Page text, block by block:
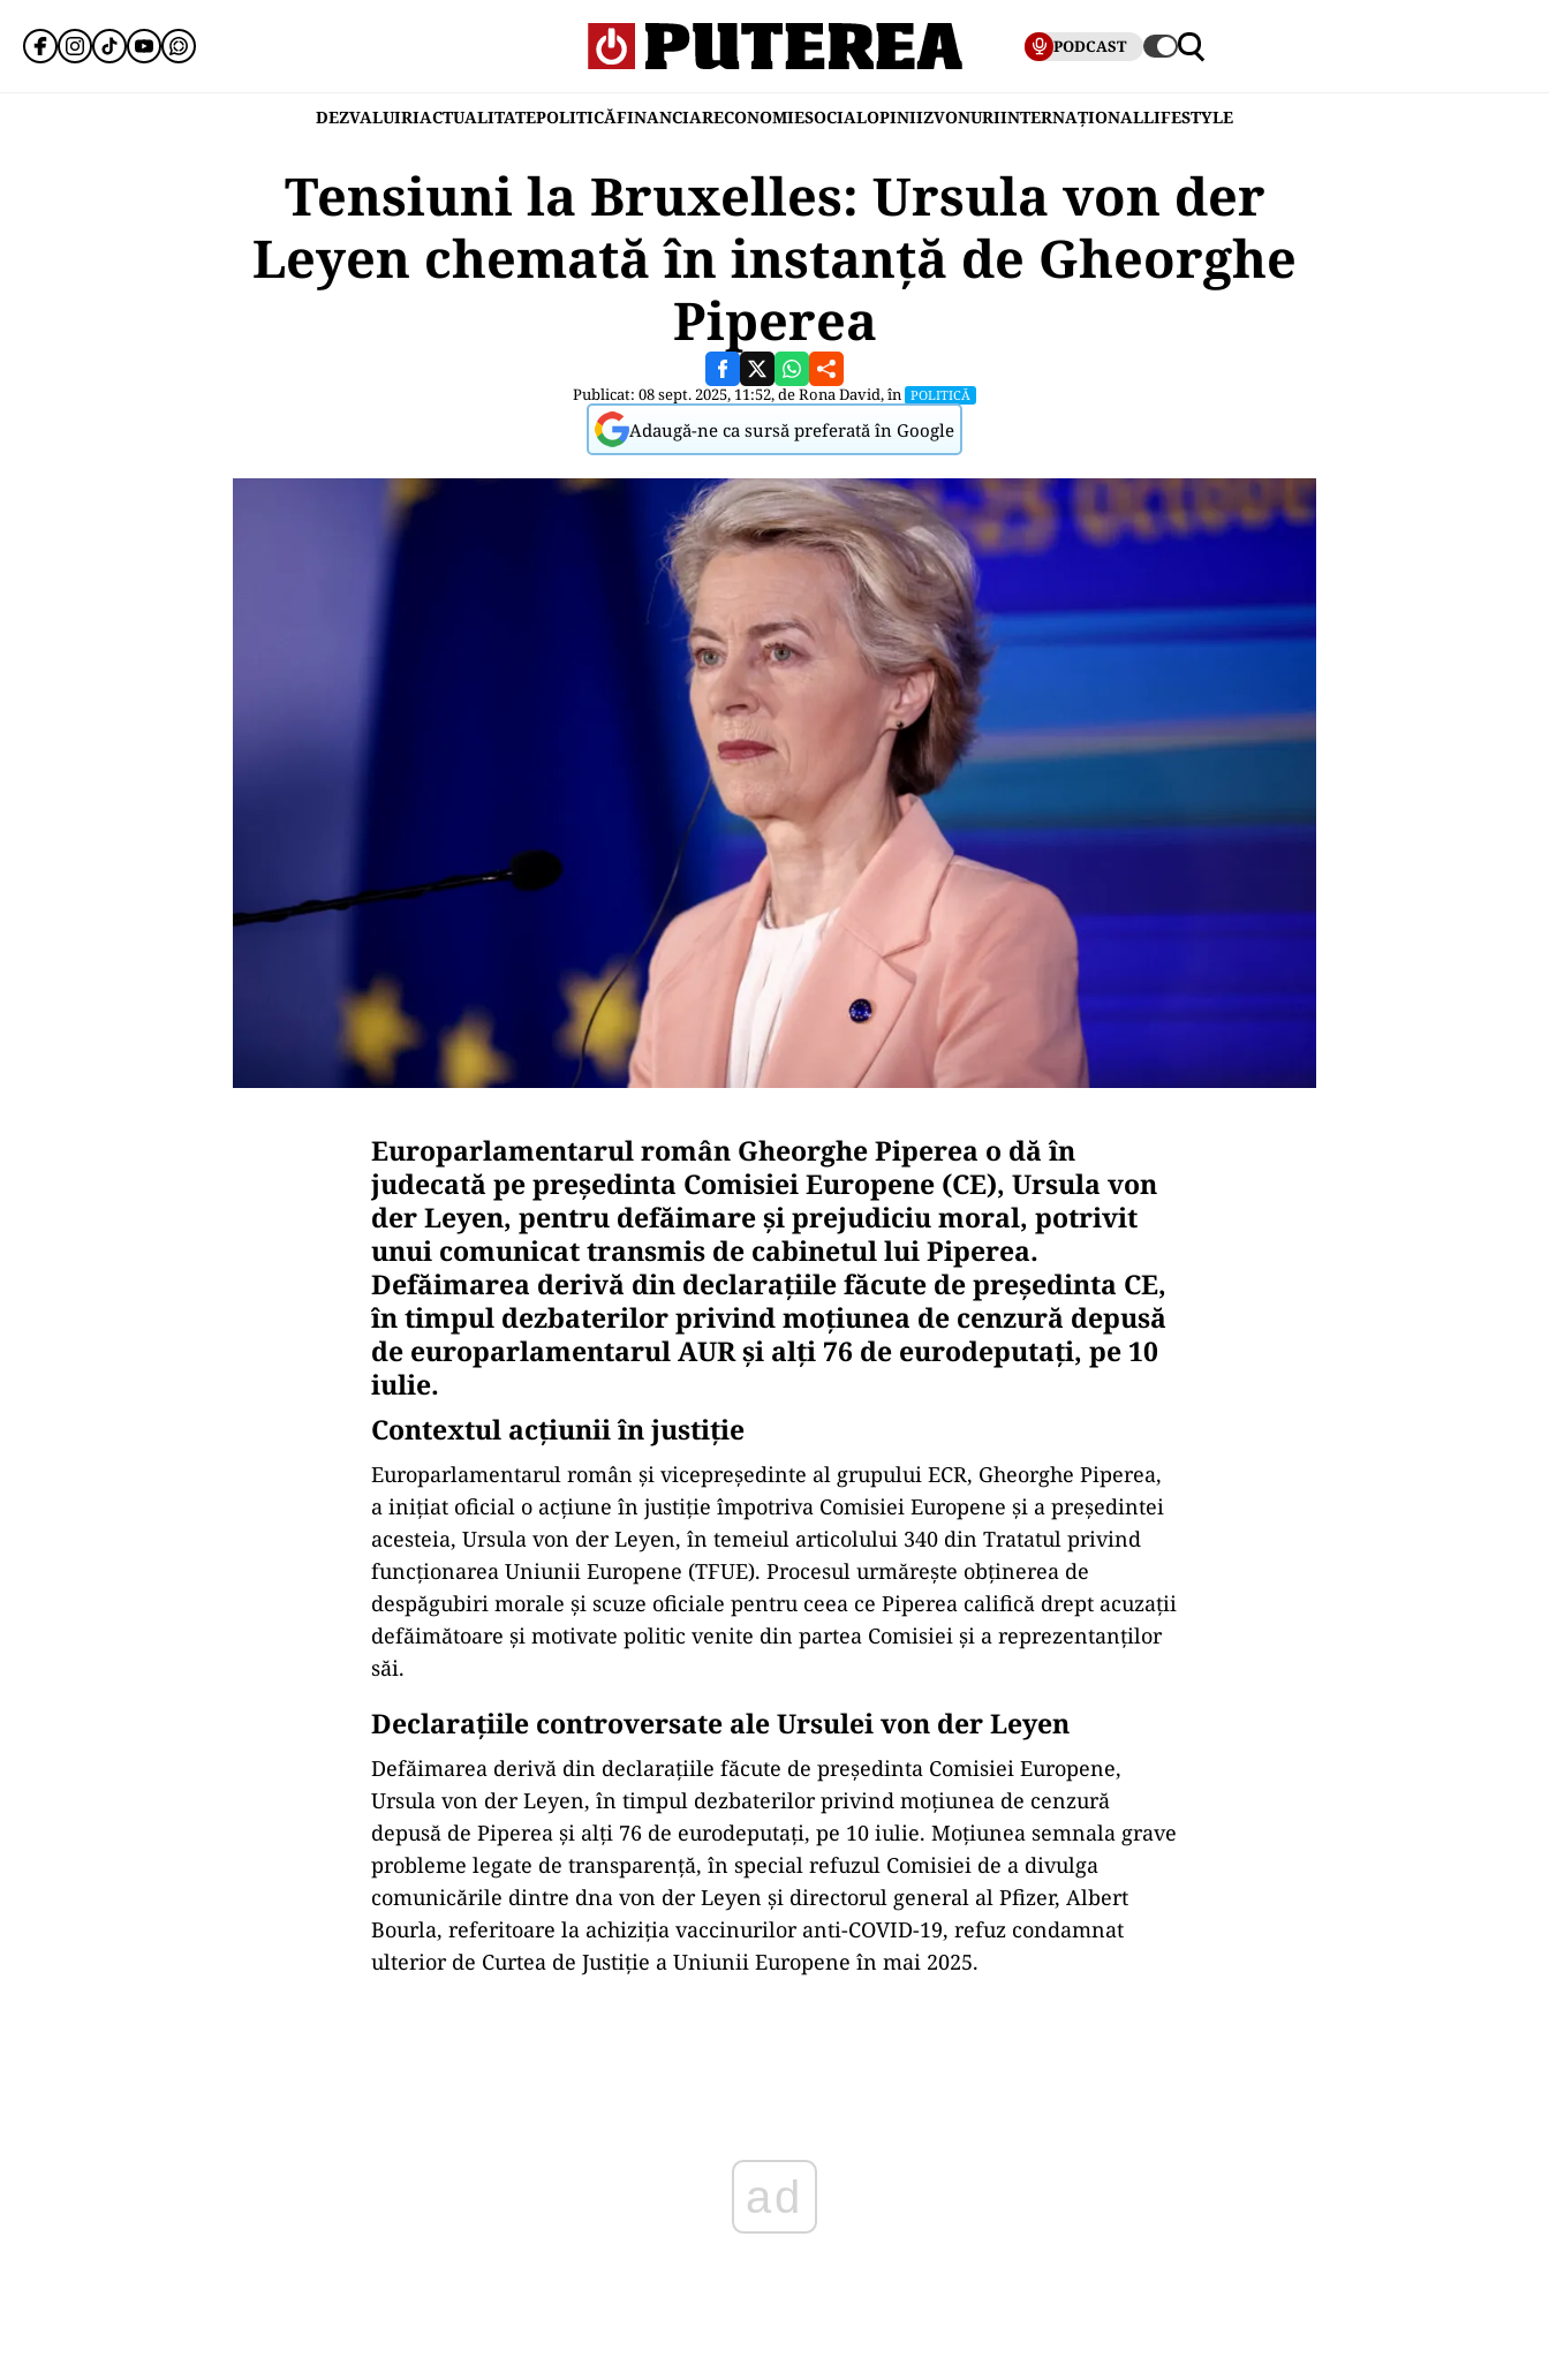
PODCAST
DEZVALUIRIACTUALITATEPOLITICĂFINANCIARECONOMIESOCIALOPINIIZVONURIINTERNAȚIONALLIFESTYLE
Tensiuni la Bruxelles: Ursula von der
Leyen chemată în instanță de Gheorghe
Piperea
Publicat: 08 sept. 2025, 11:52, deRona David, în POLITICĂ
Adaugă-ne ca sursă preferată în Google
Europarlamentarul român Gheorghe Piperea o dă în
judecată pe președinta Comisiei Europene (CE), Ursula von
der Leyen, pentru defăimare și prejudiciu moral, potrivit
unui comunicat transmis de cabinetul lui Piperea.
Defăimarea derivă din declarațiile făcute de președinta CE,
în timpul dezbaterilor privind moțiunea de cenzură depusă
de europarlamentarul AUR și alți 76 de eurodeputați, pe 10
iulie.
Contextul acțiunii în justiție
Europarlamentarul român și vicepreședinte al grupului ECR, Gheorghe Piperea,
a inițiat oficial o acțiune în justiție împotriva Comisiei Europene și a președintei
acesteia, Ursula von der Leyen, în temeiul articolului 340 din Tratatul privind
funcționarea Uniunii Europene (TFUE). Procesul urmărește obținerea de
despăgubiri morale și scuze oficiale pentru ceea ce Piperea califică drept acuzații
defăimătoare și motivate politic venite din partea Comisiei și a reprezentanților
săi.
Declarațiile controversate ale Ursulei von der Leyen
Defăimarea derivă din declarațiile făcute de președinta Comisiei Europene,
Ursula von der Leyen, în timpul dezbaterilor privind moțiunea de cenzură
depusă de Piperea și alți 76 de eurodeputați, pe 10 iulie. Moțiunea semnala grave
probleme legate de transparență, în special refuzul Comisiei de a divulga
comunicările dintre dna von der Leyen și directorul general al Pfizer, Albert
Bourla, referitoare la achiziția vaccinurilor anti-COVID-19, refuz condamnat
ulterior de Curtea de Justiție a Uniunii Europene în mai 2025.